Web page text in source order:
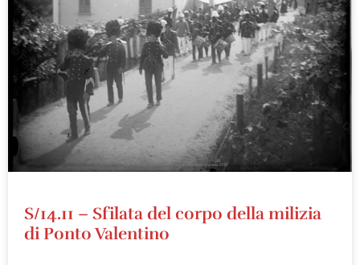
S/14.11 – Sfilata del corpo della milizia
di Ponto Valentino